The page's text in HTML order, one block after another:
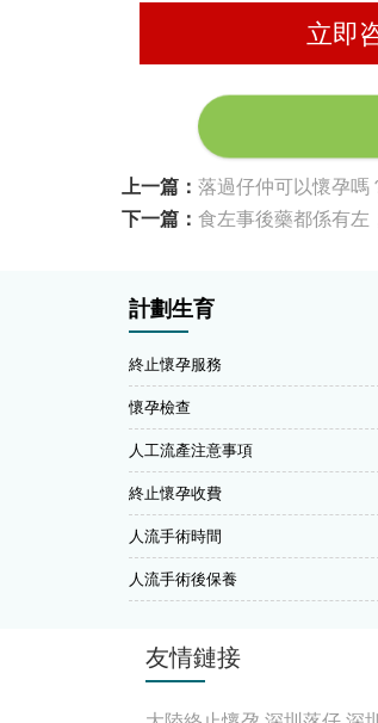
立即
上一篇： 落過仔仲可以懷孕嗎
下一篇： 食左事後藥都係有左
計劃生育
終止懷孕服務
懷孕檢查
人工流產注意事項
終止懷孕收費
人流手術時間
人流手術後保養
友情鏈接